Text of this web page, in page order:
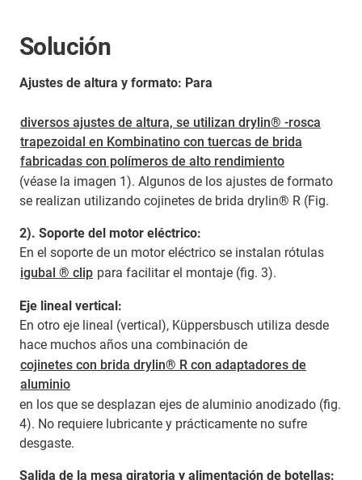
Solución
Ajustes de altura y formato: Para
diversos ajustes de altura, se utilizan drylin® -rosca
trapezoidal en Kombinatino con tuercas de brida
fabricadas con polímeros de alto rendimiento
(véase la imagen 1). Algunos de los ajustes de formato
se realizan utilizando cojinetes de brida drylin® R (Fig.
2). Soporte del motor eléctrico:
En el soporte de un motor eléctrico se instalan rótulas
igubal ® clip para facilitar el montaje (fig. 3).
Eje lineal vertical:
En otro eje lineal (vertical), Küppersbusch utiliza desde
hace muchos años una combinación de
cojinetes con brida drylin® R con adaptadores de
aluminio
en los que se desplazan ejes de aluminio anodizado (fig.
4). No requiere lubricante y prácticamente no sufre
desgaste.
Salida de la mesa giratoria y alimentación de botellas: